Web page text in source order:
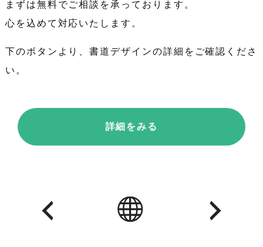
まずは無料でご相談を承っております。
心を込めて対応いたします。
下のボタンより、書道デザインの詳細をご確認くださ
い。
詳細をみる